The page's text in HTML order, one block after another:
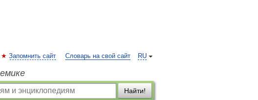
RU
Запомнить сайт Словарь на свой сайт
Найти!